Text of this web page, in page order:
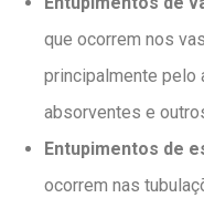
que ocorrem nos
principalmente pelo
absorventes e
Entupimentos de
ocorrem nas